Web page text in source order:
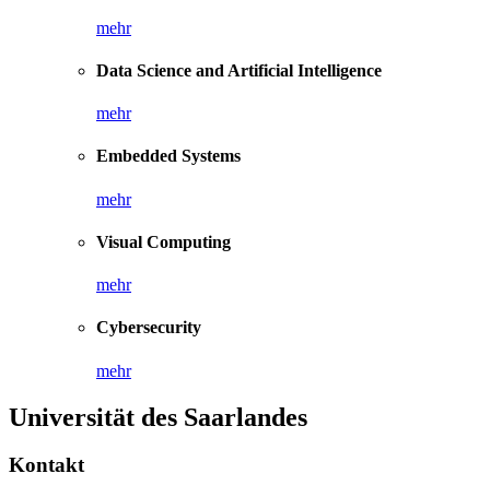
mehr
Data Science and Artificial Intelligence
mehr
Embedded Systems
mehr
Visual Computing
mehr
Cybersecurity
mehr
Universität des Saarlandes
Kontakt